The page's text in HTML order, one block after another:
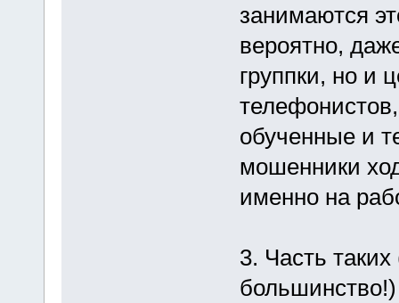
занимаются
вероятно,
группки, но и
обученные и
мошенники
именно на
3. Часть